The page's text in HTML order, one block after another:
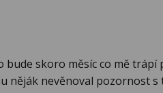
bude skoro měsíc co mě
něják nevěnoval pozornost s